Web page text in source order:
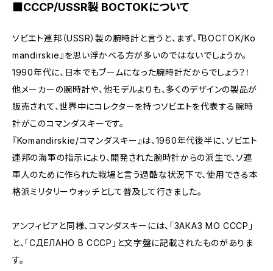
■CCCP/USSR製 BOCTOKについて
ソビエト連邦（USSR）製の腕時計と言うと、まず、『BOCTOK/Ko
mandirskie』を思い浮かべる方が多いのではないでしょうか。
1990年代に、日本でもブームになった腕時計だからでしょう？！
他メーカーの腕時計や、他モデルよりも、多くのデザインの製品が
販売されて、世界中にコレクターを持つソビエトを代表する腕時
計がこのコマンダスキーです。
『Komandirskie/コマンダスキー』は、1960年代後半に、ソビエト
連邦の海軍の指示により、開発された腕時計からの派生で、ソ連
軍人のために作られた戦場と言う過酷な状況下で、使用できる本
格派ミリタリーウォッチとして普及して行きました。
アンフィビアと同様、コマンダスキーには、「ЗАКАЗ МО СССР」
と、「СДЕЛАНО В СССР」と文字盤に記載されたものがありま
す。